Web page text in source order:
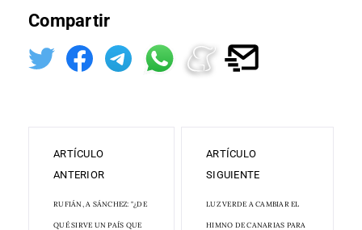
Compartir
ARTÍCULO
ANTERIOR
RUFIÁN, A SÁNCHEZ: "¿DE
QUÉ SIRVE UN PAÍS QUE
ARTÍCULO
SIGUIENTE
LUZ VERDE A CAMBIAR EL
HIMNO DE CANARIAS PARA